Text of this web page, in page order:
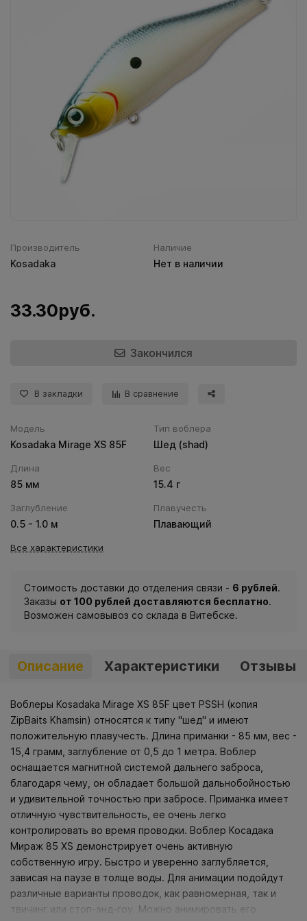
Производитель
Kosadaka
Наличие
Нет в наличии
33.30руб.
Закончился
В закладки В сравнение
Модель
Kosadaka Mirage XS 85F
Тип воблера
Шед (shad)
Длина
85 мм
Вес
15.4 г
Заглубление
0.5 - 1.0 м
Плавучесть
Плавающий
Все характеристики
Стоимость доставки до отделения связи - 6 рублей.
Заказы от 100 рублей доставляются бесплатно.
Возможен самовывоз со склада в Витебске.
Описание Характеристики Отзывы
Воблеры Kosadaka Mirage XS 85F цвет PSSH (копия
ZipBaits Khamsin) относятся к типу "шед" и имеют
положительную плавучесть. Длина приманки - 85 мм, вес -
15,4 грамм, заглубление от 0,5 до 1 метра. Воблер
оснащается магнитной системой дальнего заброса,
благодаря чему, он обладает большой дальнобойностью
и удивительной точностью при забросе. Приманка имеет
отличную чувствительность, ее очень легко
контролировать во время проводки. Воблер Косадака
Мираж 85 XS демонстрирует очень активную
собственную игру. Быстро и уверенно заглубляется,
зависая на паузе в толще воды. Для анимации подойдут
различные варианты проводок, как равномерная, так и
твичинг или стоп-энд-гоу. Можно анимировать его